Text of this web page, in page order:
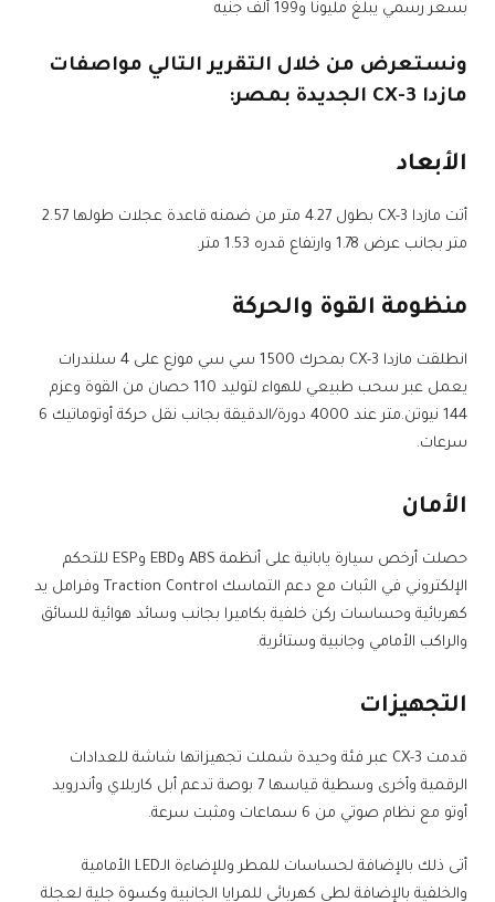
بسعر رسمي يبلغ مليونًا و199 ألف جنيه
ونستعرض من خلال التقرير التالي مواصفات
مازدا CX-3 الجديدة بمصر:
الأبعاد
أتت مازدا CX-3 بطول 4.27 متر من ضمنه قاعدة عجلات طولها 2.57
متر بجانب عرض 1.78 وارتفاع قدره 1.53 متر.
منظومة القوة والحركة
انطلقت مازدا CX-3 بمحرك 1500 سي سي موزع على 4 سلندرات
يعمل عبر سحب طبيعي للهواء لتوليد 110 حصان من القوة وعزم
144 نيوتن.متر عند 4000 دورة/الدقيقة بجانب نقل حركة أوتوماتيك 6
سرعات.
الأمان
حصلت أرخص سيارة يابانية على أنظمة ABS وEBD وESP للتحكم
الإلكتروني في الثبات مع دعم التماسك Traction Control وفرامل يد
كهربائية وحساسات ركن خلفية بكاميرا بجانب وسائد هوائية للسائق
والراكب الأمامي وجانبية وستائرية.
التجهيزات
قدمت CX-3 عبر فئة وحيدة شملت تجهيزاتها شاشة للعدادات
الرقمية وأخرى وسطية قياسها 7 بوصة تدعم أبل كاربلاي وأندرويد
أوتو مع نظام صوتي من 6 سماعات ومثبت سرعة.
أتى ذلك بالإضافة لحساسات للمطر وللإضاءة الـLED الأمامية
والخلفية بالإضافة لطي كهربائي للمرايا الجانبية وكسوة جلية لعجلة